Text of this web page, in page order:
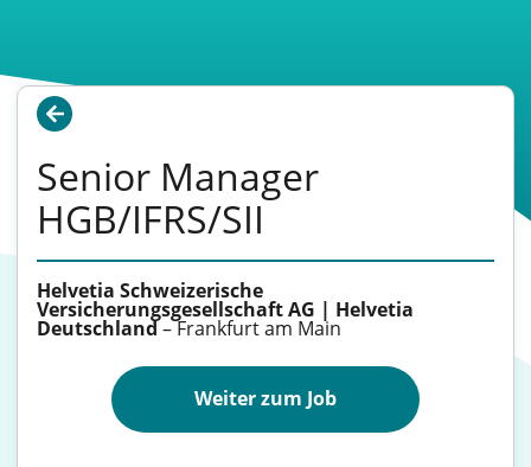
Senior Manager
HGB/IFRS/SII
Helvetia Schweizerische
Versicherungsgesellschaft AG | Helvetia
Deutschland–Frankfurt am Main
Weiter zum Job